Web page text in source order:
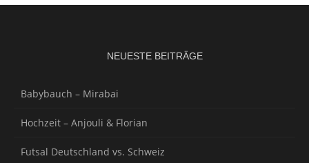
NEUESTE BEITRÄGE
Babybauch – Mirabai
Hochzeit – Anjouli & Florian
Futsal Deutschland vs. Schweiz